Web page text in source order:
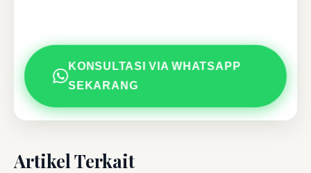
KONSULTASI VIA WHATSAPP
SEKARANG
Artikel Terkait